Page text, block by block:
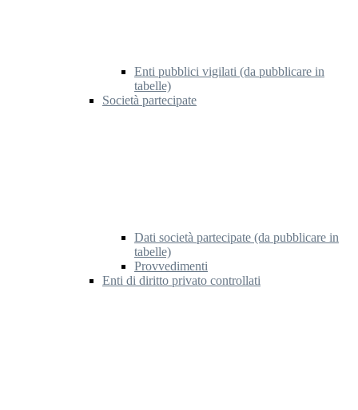
Enti pubblici vigilati (da pubblicare in
tabelle)
Società partecipate
Dati società partecipate (da pubblicare in
tabelle)
Provvedimenti
Enti di diritto privato controllati